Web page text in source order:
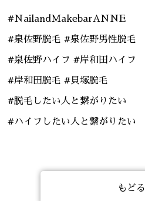
#NailandMakebarANNE
#泉佐野脱毛 #泉佐野男性脱毛
#泉佐野ハイフ #岸和田ハイフ
#岸和田脱毛 #貝塚脱毛
#脱毛したい人と繋がりたい
#ハイフしたい人と繋がりたい
もどる